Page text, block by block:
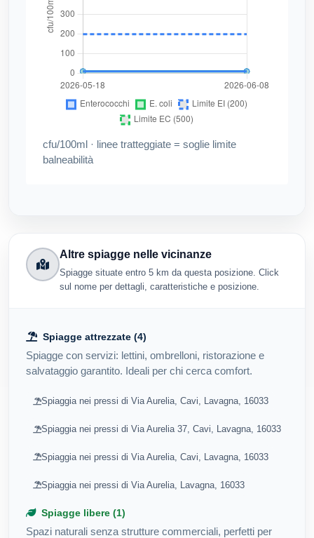
cfu/100ml · linee tratteggiate = soglie limite
balneabilità
Altre spiagge nelle vicinanze
Spiagge situate entro 5 km da questa posizione. Click
sul nome per dettagli, caratteristiche e posizione.
Spiagge attrezzate (4)
Spiagge con servizi: lettini, ombrelloni, ristorazione e
salvataggio garantito. Ideali per chi cerca comfort.
Spiaggia nei pressi di Via Aurelia, Cavi, Lavagna, 16033
Spiaggia nei pressi di Via Aurelia 37, Cavi, Lavagna, 16033
Spiaggia nei pressi di Via Aurelia, Cavi, Lavagna, 16033
Spiaggia nei pressi di Via Aurelia, Lavagna, 16033
Spiagge libere (1)
Spazi naturali senza strutture commerciali, perfetti per